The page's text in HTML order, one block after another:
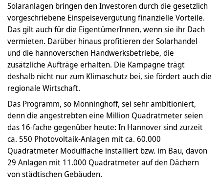
Solaranlagen bringen den Investoren durch die gesetzlich
vorgeschriebene Einspeisevergütung finanzielle Vorteile.
Das gilt auch für die EigentümerInnen, wenn sie ihr Dach
vermieten. Darüber hinaus profitieren der Solarhandel
und die hannoverschen Handwerksbetriebe, die
zusätzliche Aufträge erhalten. Die Kampagne trägt
deshalb nicht nur zum Klimaschutz bei, sie fördert auch die
regionale Wirtschaft.
Das Programm, so Mönninghoff, sei sehr ambitioniert,
denn die angestrebten eine Million Quadratmeter seien
das 16-fache gegenüber heute: In Hannover sind zurzeit
ca. 550 Photovoltaik-Anlagen mit ca. 60.000
Quadratmeter Modulfläche installiert bzw. im Bau, davon
29 Anlagen mit 11.000 Quadratmeter auf den Dächern
von städtischen Gebäuden.